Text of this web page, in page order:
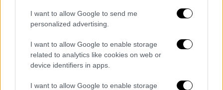
I want to allow Google to send me
personalized advertising.
I want to allow Google to enable storage
related to analytics like cookies on web or
device identifiers in apps.
I want to allow Google to enable storage
ανταμείβει».